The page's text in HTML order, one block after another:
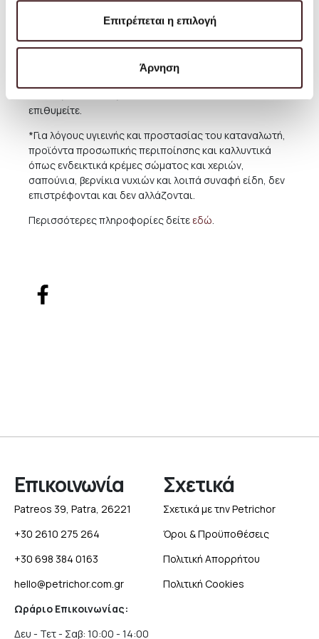
Επιτρέπεται η επιλογή
Άρνηση
ποικίλει ανάλογα με την χώρα και την συγκεκριμένη
περιοχή. Για την καλύτερη εξυπηρέτηση και ενημέρωσή
να μας αποστέλλετε μήνυμα ηλεκτρονικής
αλληλογραφίας με τα προϊόντα που επιθυμείτε να
επιθυμείτε.
*Για λόγους υγιεινής και προστασίας του καταναλωτή,
προϊόντα προσωπικής περιποίησης και καλλυντικά
όπως ενδεικτικά κρέμες σώματος και χεριών,
σαπούνια, βερνίκια νυχιών και λοιπά συναφή είδη, δεν
επιστρέφονται και δεν αλλάζονται.
Περισσότερες πληροφορίες δείτε εδώ.
Επικοινωνία
Patreos 39, Patra, 26221
+30 2610 275 264
+30 698 384 0163
hello@petrichor.com.gr
Ωράριο Επικοινωνίας:
Δευ - Τετ - Σαβ: 10:00 - 14:00
Σχετικά
Σχετικά με την Petrichor
Όροι & Προϋποθέσεις
Πολιτική Απορρήτου
Πολιτική Cookies